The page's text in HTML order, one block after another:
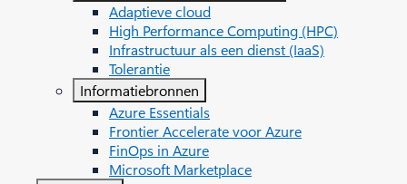
Adaptieve cloud
High Performance Computing (HPC)
Infrastructuur als een dienst (IaaS)
Tolerantie
Informatiebronnen
Azure Essentials
Frontier Accelerate voor Azure
FinOps in Azure
Microsoft Marketplace